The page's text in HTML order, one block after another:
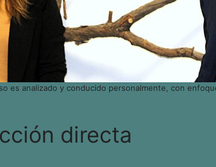
es analizado y conducido personalmente, con
directa